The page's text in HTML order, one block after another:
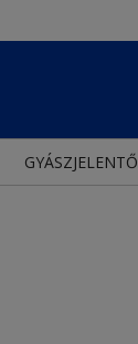
GYÁSZJELENTŐ